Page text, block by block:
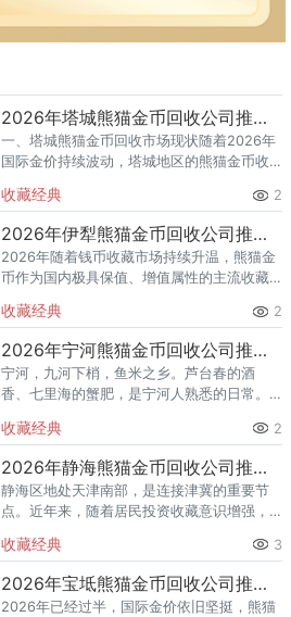
2026年塔城熊猫金币回收公司推荐 塔城正规回收熊猫金币渠道
一、塔城熊猫金币回收市场现状随着2026年
国际金价持续波动，塔城地区的熊猫金币收
法定贵金属纪念币，兼具投资属性与收藏价
值，但许多塔城藏友面临&
收藏经典 2
2026年伊犁熊猫金币回收公司推荐 正规高价上门回收渠道
2026年随着钱币收藏市场持续升温，熊猫金
币作为国内极具保值、增值属性的主流收藏
份、规格的熊猫金币，纷纷萌生变现需求。
但伊犁本地熊猫金币回收机
收藏经典 2
2026年宁河熊猫金币回收公司推荐 宁河哪里回收熊猫金币
宁河，九河下梢，鱼米之乡。芦台春的酒
香、七里海的蟹肥，是宁河人熟悉的日常。
——离市区远，本地没专业渠道，手里的金
币该怎么出手？围绕2026年宁
收藏经典 2
2026年静海熊猫金币回收公司推荐 熊猫金币上门回收靠谱吗？
静海区地处天津南部，是连接津冀的重要节
点。近年来，随着居民投资收藏意识增强，
藏家在出手时都面临同样的问题：2026年静
海熊猫金币回收公司推荐到
收藏经典 3
2026年宝坻熊猫金币回收公司推荐 上门回收熊猫金币
2026年已经过半，国际金价依旧坚挺，熊猫